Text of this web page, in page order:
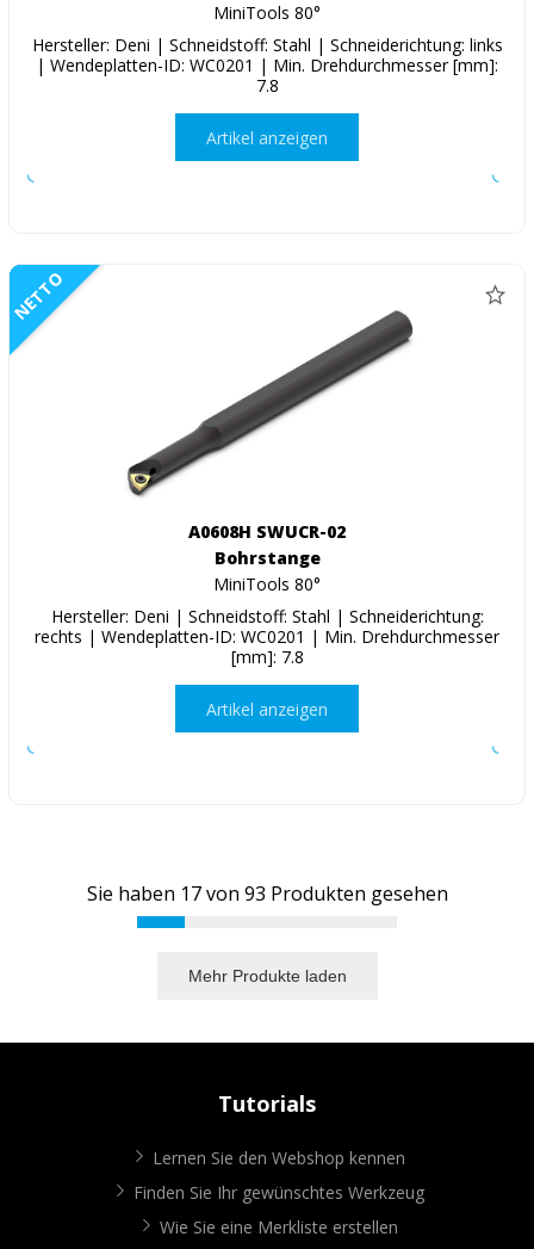
MiniTools 80°
Hersteller: Deni | Schneidstoff: Stahl | Schneiderichtung: links
| Wendeplatten-ID: WC0201 | Min. Drehdurchmesser [mm]:
7.8
Artikel anzeigen
NETTO
A0608H SWUCR-02
Bohrstange
MiniTools 80°
Hersteller: Deni | Schneidstoff: Stahl | Schneiderichtung:
rechts | Wendeplatten-ID: WC0201 | Min. Drehdurchmesser
[mm]: 7.8
Artikel anzeigen
Sie haben 17von 93 Produkten gesehen
Mehr Produkte laden
Tutorials
Lernen Sie den Webshop kennen
Finden Sie Ihr gewünschtes Werkzeug
Wie Sie eine Merkliste erstellen